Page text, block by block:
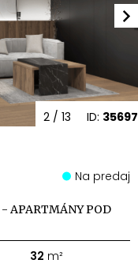
ID: 35697
2 / 13
Na predaj
APARTMÁNY POD
32 m²